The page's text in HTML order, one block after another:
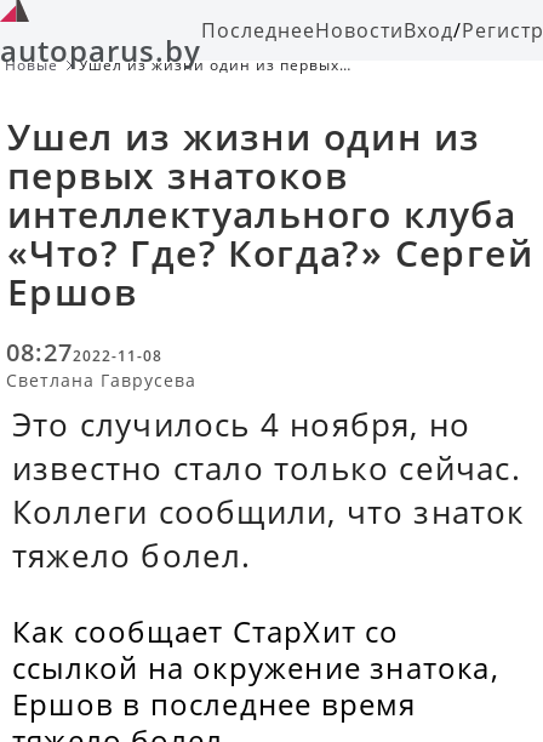
autoparus.byПоследнееНовостиВход/
Новые
Ушел из жизни один из первых
Ушел из жизни один из
первых знатоков
интеллектуального клуба
«Что? Где? Когда?» Сергей
Ершов
08:272022-11-08
Светлана Гаврусева
Это случилось 4 ноября, но
известно стало только сейчас.
Коллеги сообщили, что знаток
тяжело болел.
Как сообщает СтарХит со
ссылкой на окружение знатока,
Ершов в последнее время